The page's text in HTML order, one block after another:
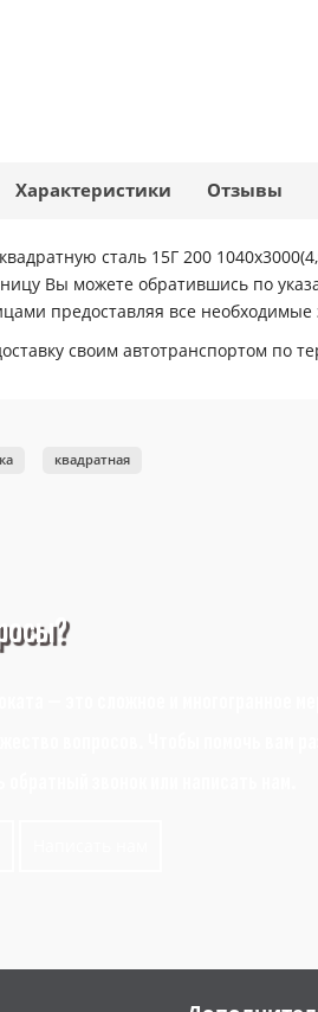
Характеристики Отзывы
сталь 15Г 200
Вы можете обратившись по
предоставляя все
своим автотранспортом по
квадратная